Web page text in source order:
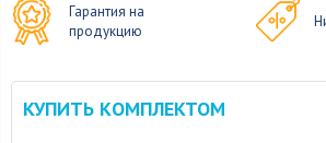
Гарантия на
продукцию
КУПИТЬ КОМПЛЕКТОМ